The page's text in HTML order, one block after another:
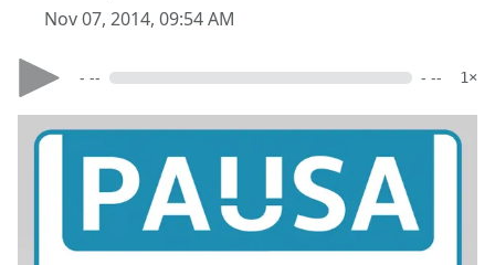
Nov 07, 2014, 09:54 AM
- -- - -- 1×